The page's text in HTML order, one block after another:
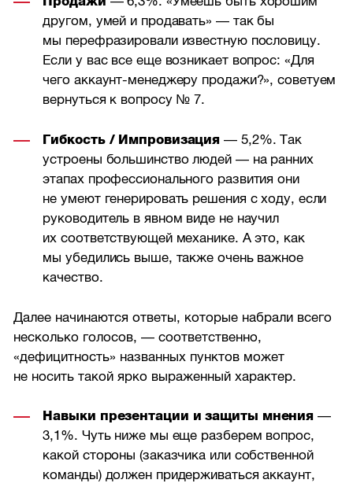
другом, умей и продавать» — так бы
мы перефразировали известную пословицу.
Если у вас все еще возникает вопрос: «Для
чего аккаунт-менеджеру продажи?», советуем
вернуться к вопросу № 7.
Гибкость / Импровизация — 5,2%. Так
устроены большинство людей — на ранних
этапах профессионального развития они
не умеют генерировать решения с ходу, если
руководитель в явном виде не научил
их соответствующей механике. А это, как
мы убедились выше, также очень важное
качество.
Далее начинаются ответы, которые набрали всего
несколько голосов, — соответственно,
«дефицитность» названных пунктов может
не носить такой ярко выраженный характер.
Навыки презентации и защиты мнения —
3,1%. Чуть ниже мы еще разберем вопрос,
какой стороны (заказчика или собственной
команды) должен придерживаться аккаунт,